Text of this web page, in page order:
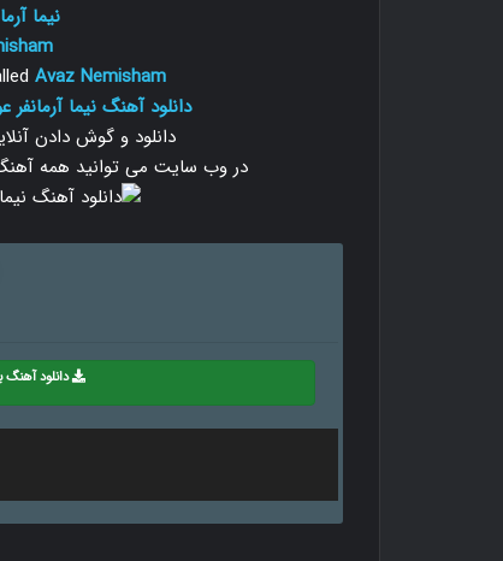
نیما
Avaz Nemisham
دانلود آهنگ نیما
دانلود و گوش دادن
در وب سایت می توانید همه آهنگ ها
دانلود آهنگ